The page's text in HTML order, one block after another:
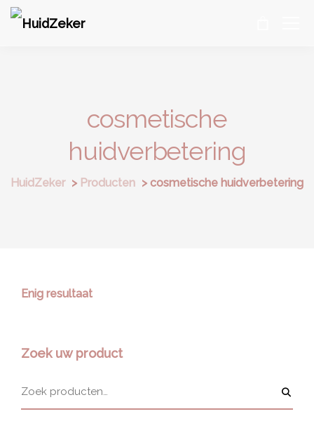
cosmetische
huidverbetering
HuidZeker > Producten > cosmetische huidverbetering
Enig resultaat
Zoek uw product